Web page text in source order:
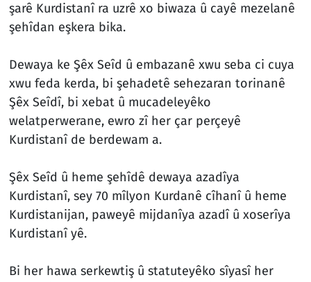
şarê Kurdistanî ra uzrê xo biwaza û cayê mezelanê
şehîdan eşkera bika.
Dewaya ke Şêx Seîd û embazanê xwu seba ci cuya
xwu feda kerda, bi şehadetê sehezaran torinanê
Şêx Seîdî, bi xebat û mucadeleyêko
welatperwerane, ewro zî her çar perçeyê
Kurdistanî de berdewam a.
Şêx Seîd û heme şehîdê dewaya azadîya
Kurdistanî, sey 70 mîlyon Kurdanê cîhanî û heme
Kurdistanijan, paweyê mijdanîya azadî û xoserîya
Kurdistanî yê.
Bi her hawa serkewtiş û statuteyêko sîyasî her